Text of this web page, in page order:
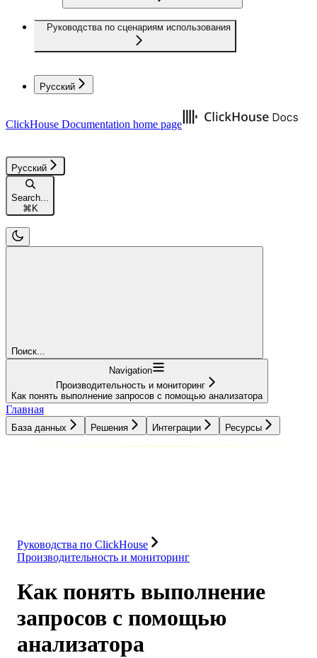
Руководства по сценариям использования
Русский
ClickHouse Documentation home page
Русский
Search...
⌘ K
Поиск...
Navigation
Производительность и мониторинг
Как понять выполнение запросов с помощью анализатора
Главная
База данных Решения Интеграции Ресурсы
Руководства по ClickHouse
Производительность и мониторинг
Как понять выполнение
запросов с помощью
анализатора